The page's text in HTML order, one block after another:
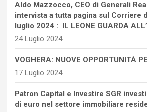
Aldo Mazzocco, CEO di Generali
intervista a tutta pagina sul Corriere
luglio 2024 : IL LEONE GUARDA
24 Luglio 2024
VOGHERA: NUOVE OPPORTUNITÀ
17 Luglio 2024
Patron Capital e Investire SGR
di euro nel settore immobiliare